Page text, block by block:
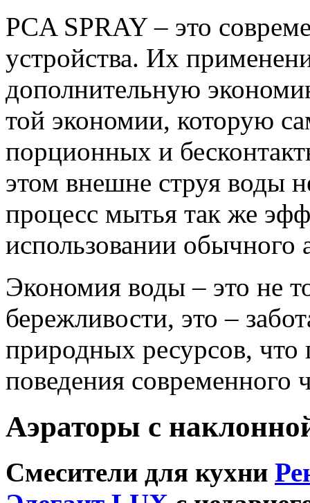
PCA SPRAY – это
устройства. Их
дополнительную
той экономии, которую
порционных и
этом внешне струя воды
процесс мытья так же
использовании обычного
Экономия воды – это не
бережливости, это –
природных ресурсов, что
поведения современного
Аэраторы с
Смесители для кухни